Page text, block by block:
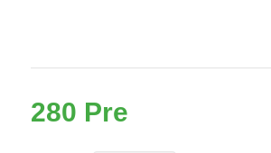
280 Pre